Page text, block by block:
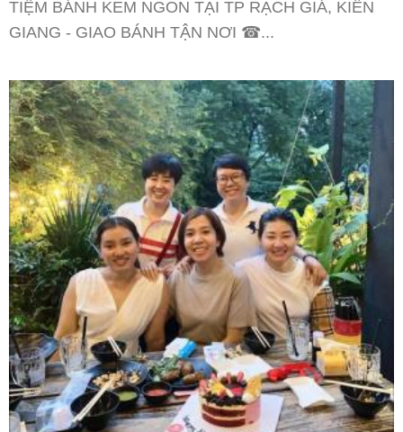
TIỆM BÁNH KEM NGON TẠI TP RẠCH GIÁ, KIÊN
GIANG - GIAO BÁNH TẬN NƠI ☎...